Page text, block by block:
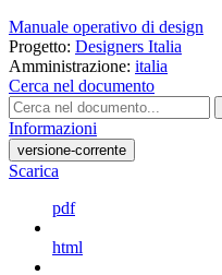
Manuale operativo di design
Progetto: Designers Italia
Amministrazione: italia
Cerca nel documento
Informazioni
versione-corrente
Scarica
pdf
html